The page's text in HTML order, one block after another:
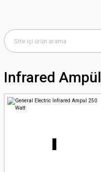
Infrared Ampül